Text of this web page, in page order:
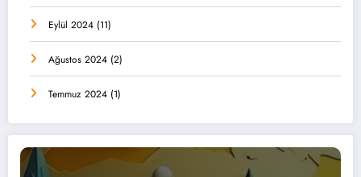
Eylül 2024 (11)
Ağustos 2024 (2)
Temmuz 2024 (1)